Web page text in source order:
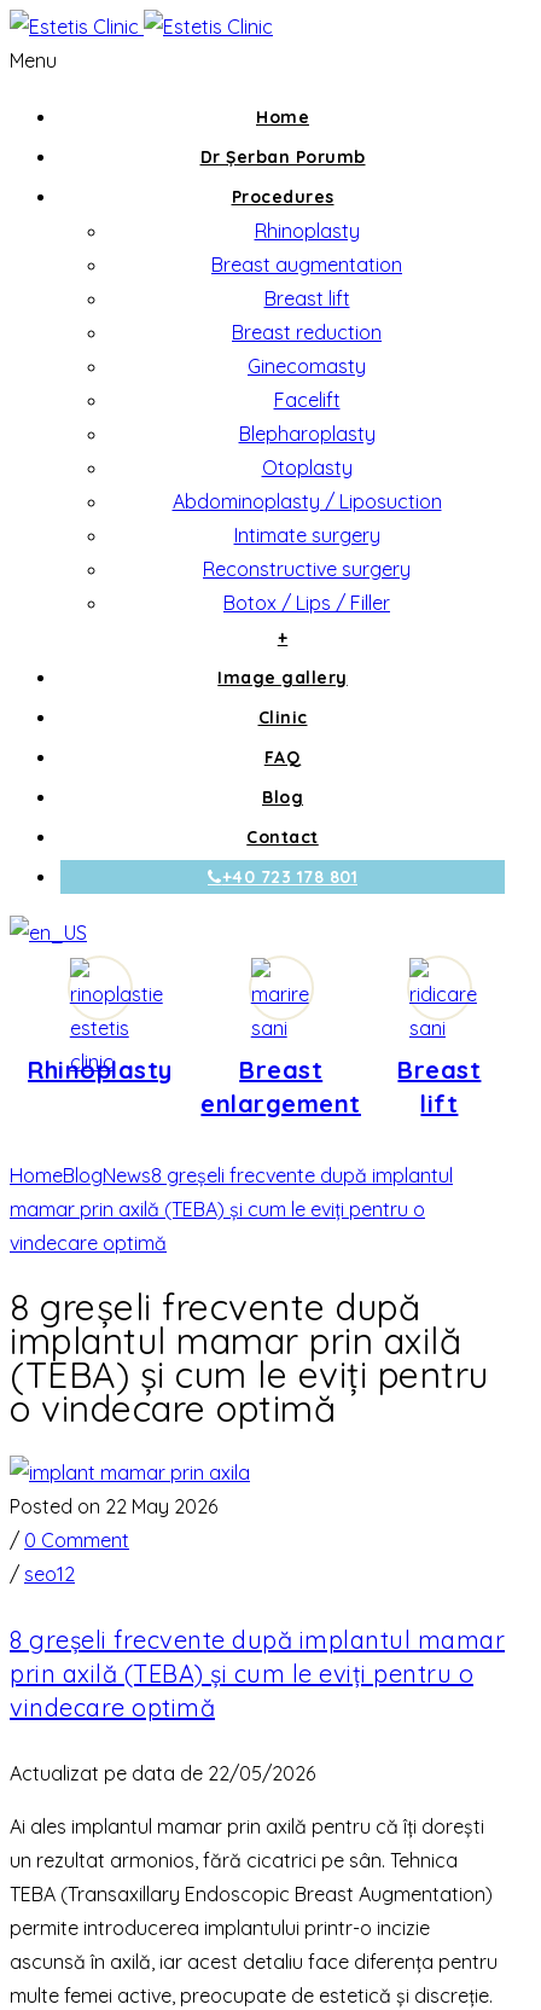
Menu
Home
Dr Șerban Porumb
Procedures
Rhinoplasty
Breast augmentation
Breast lift
Breast reduction
Ginecomasty
Facelift
Blepharoplasty
Otoplasty
Abdominoplasty / Liposuction
Intimate surgery
Reconstructive surgery
Botox / Lips / Filler
+
Image gallery
Clinic
FAQ
Blog
Contact
+40 723 178 801
Rhinoplasty
Breast
enlargement
Breast
lift
HomeBlogNews8 greșeli frecvente după implantul
mamar prin axilă (TEBA) și cum le eviți pentru o
vindecare optimă
8 greșeli frecvente după
implantul mamar prin axilă
(TEBA) și cum le eviți pentru
o vindecare optimă
Posted on 22 May 2026
/ 0 Comment
/ seo12
8 greșeli frecvente după implantul mamar
prin axilă (TEBA) și cum le eviți pentru o
vindecare optimă
Actualizat pe data de 22/05/2026
Ai ales implantul mamar prin axilă pentru că îți dorești
un rezultat armonios, fără cicatrici pe sân. Tehnica
TEBA (Transaxillary Endoscopic Breast Augmentation)
permite introducerea implantului printr-o incizie
ascunsă în axilă, iar acest detaliu face diferența pentru
multe femei active, preocupate de estetică și discreție.